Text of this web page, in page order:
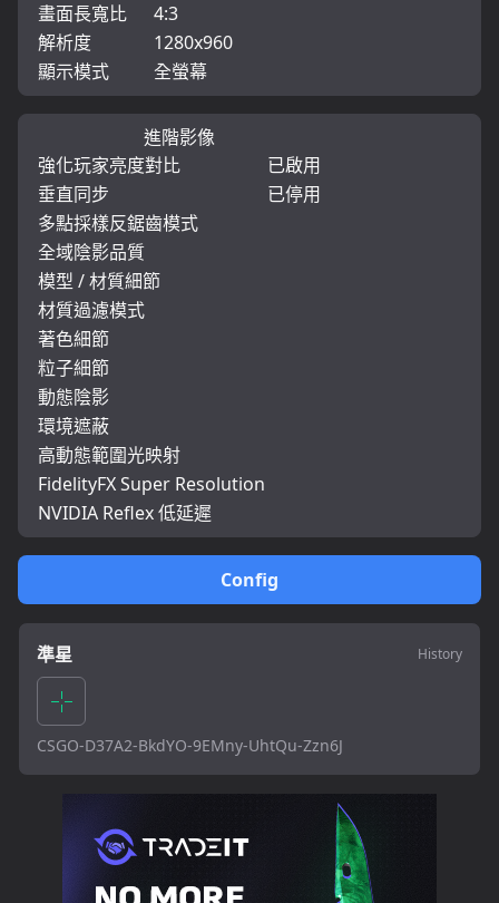
Config
準星 History
CSGO-D37A2-BkdYO-9EMny-UhtQu-Zzn6J
畫面長寬比
4:3
解析度
1280x960
顯示模式
全螢幕
進階影像
強化玩家亮度對比
已啟用
垂直同步
已停用
多點採樣反鋸齒模式
全域陰影品質
模型 / 材質細節
材質過濾模式
著色細節
粒子細節
動態陰影
環境遮蔽
高動態範圍光映射
FidelityFX Super Resolution
NVIDIA Reflex 低延遲